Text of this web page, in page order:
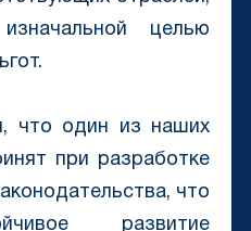
целью
что один из наших
при разработке
что
развитие